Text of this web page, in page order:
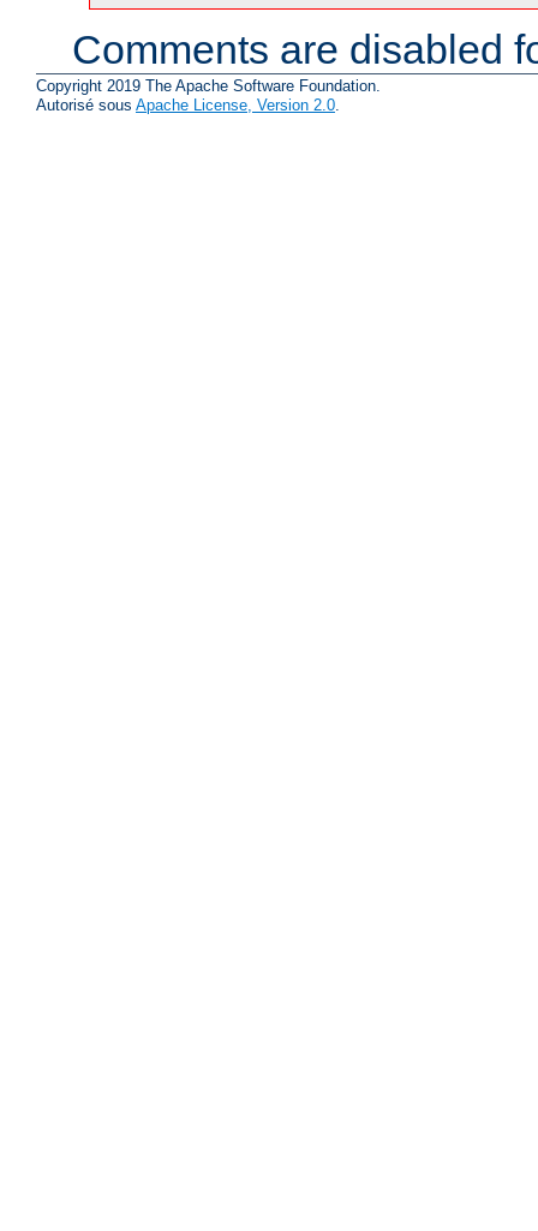
Comments are disabled
Copyright 2019 The Apache Software Foundation.
Autorisé sous Apache License, Version 2.0.